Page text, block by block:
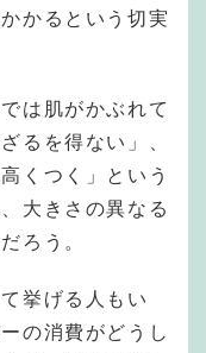
かるという切実
は肌がかぶれて
るを得ない」、
くつく」という
大きさの異なる
ろう。
挙げる人もい
の消費がどうし